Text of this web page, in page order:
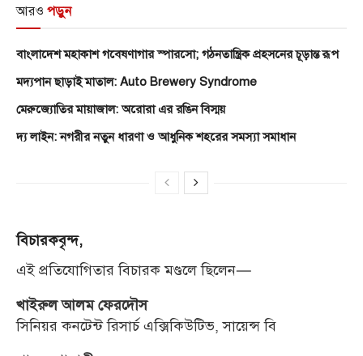
আরও পড়ুন
বাংলাদেশ মহাকাশ গবেষণাগার স্পারসো; গঠনতান্ত্রিক প্রহসনের চূড়ান্ত রূপ
মদ্যপান ছাড়াই মাতাল: Auto Brewery Syndrome
মেরুজ্যোতির মায়াজাল: অরোরা এর রঙিন বিস্ময়
দ্য লাইন: নগরীর নতুন ধারণা ও আধুনিক শহরের সমস্যা সমাধান
বিচারকবৃন্দ,
এই প্রতিযোগিতার বিচারক মণ্ডলে ছিলেন—
খাইরুল আলম ফেরদৌস
সিনিয়র কনটেন্ট রিসার্চ এক্সিকিউটিভ, সায়েন্স বি